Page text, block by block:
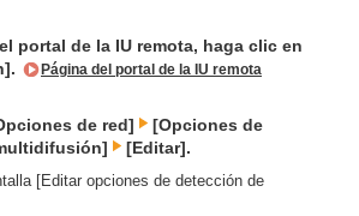
portal de la IU remota, haga clic en
Página del portal de la IU remota
de red]
[Opciones de
[Editar].
[Editar opciones de detección de